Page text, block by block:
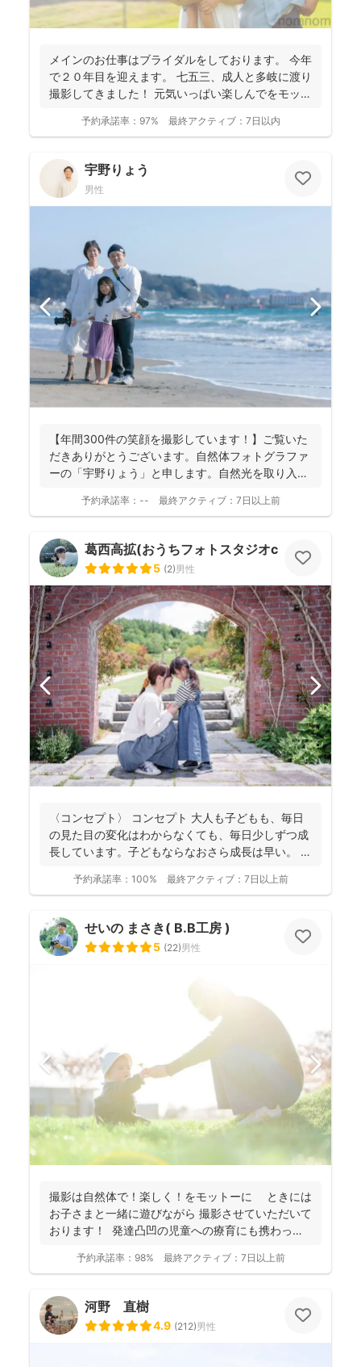
メインのお仕事はブライダルをしております。 今年
で２０年目を迎えます。 七五三、成人と多岐に渡り
撮影してきました！ 元気いっぱい楽しんでをモット
予約承諾率： 97% 最終アクティブ： 7日以内
宇野りょう
男性
【年間300件の笑顔を撮影しています！】ご覧いた
だきありがとうございます。自然体フォトグラファ
ーの「宇野りょう」と申します。自然光を取り入れ
予約承諾率： -- 最終アクティブ： 7日以上前
葛西高拡(おうちフォトスタジオcocofilm)
5 (2)男性
〈コンセプト〉 コンセプト 大人も子どもも、毎日
の見た目の変化はわからなくても、毎日少しずつ成
長しています。子どもならなおさら成長は早い。
予約承諾率： 100% 最終アクティブ： 7日以上前
せいの まさき( B.B工房 )
5 (22)男性
撮影は自然体で！楽しく！をモットーに ときには
お子さまと一緒に遊びながら 撮影させていただいて
おります！ 発達凸凹の児童への療育にも携わって
予約承諾率： 98% 最終アクティブ： 7日以上前
河野 直樹
4.9 (212)男性